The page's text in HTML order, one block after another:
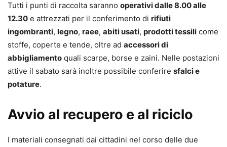
Tutti i punti di raccolta saranno operativi dalle 8.00 alle
12.30 e attrezzati per il conferimento di rifiuti
ingombranti, legno, raee, abiti usati, prodotti tessili come
stoffe, coperte e tende, oltre ad accessori di
abbigliamento quali scarpe, borse e zaini. Nelle postazioni
attive il sabato sarà inoltre possibile conferire sfalci e
potature.
Avvio al recupero e al riciclo
I materiali consegnati dai cittadini nel corso delle due